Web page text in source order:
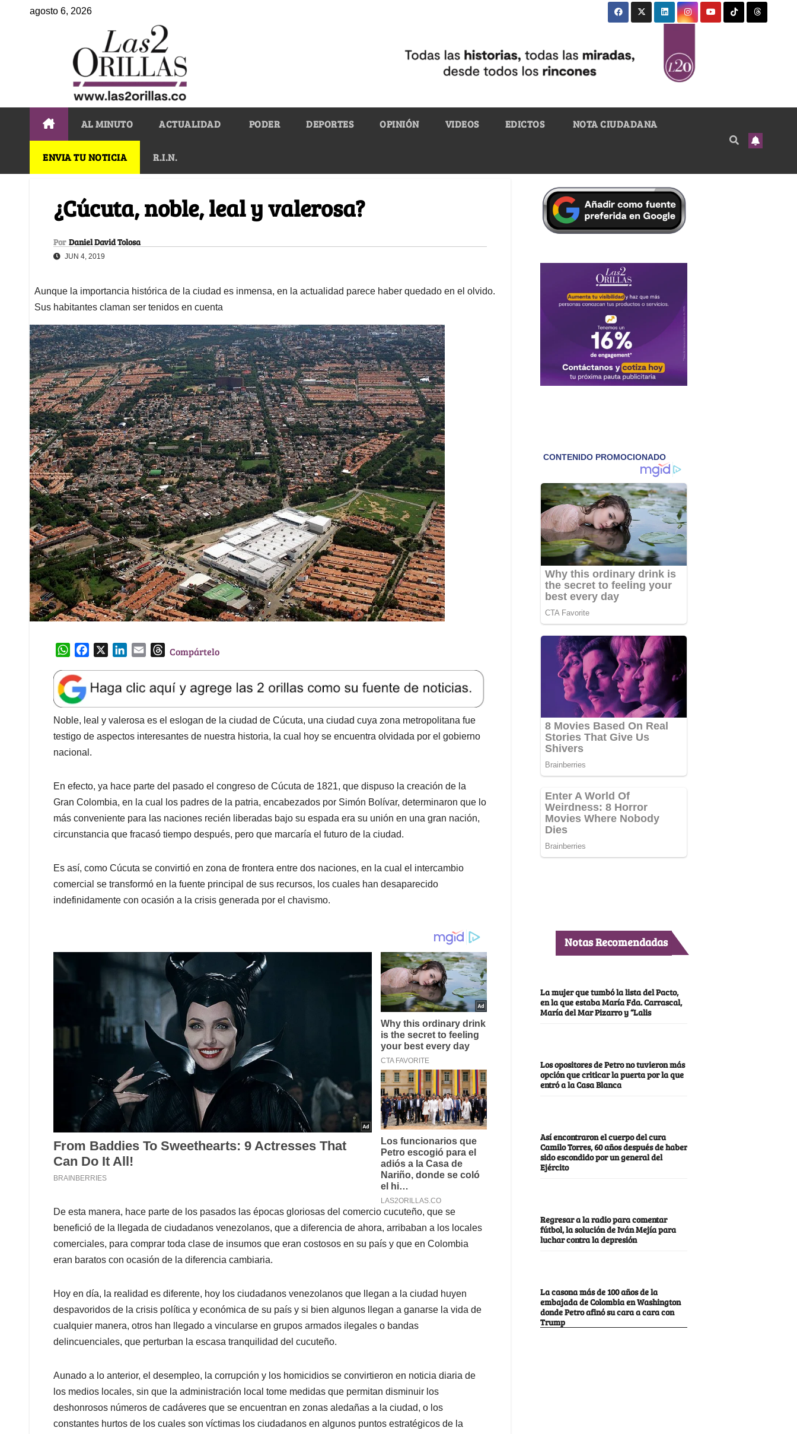
agosto 6, 2026
AL MINUTO ACTUALIDAD PODER DEPORTES OPINIÓN VIDEOS EDICTOS NOTA CIUDADANA
ENVIA TU NOTICIA R.I.N.
¿Cúcuta, noble, leal y valerosa?
Por Daniel David Tolosa
JUN 4, 2019
Aunque la importancia histórica de la ciudad es inmensa, en la actualidad parece haber quedado en el olvido.
Sus habitantes claman ser tenidos en cuenta
W
a
t
s
A
p
p
e
b
o
o
k
e
d
I
l
T
e
a
d
s
Compártelo
Noble, leal y valerosa es el eslogan de la ciudad de Cúcuta, una ciudad cuya zona metropolitana fue
testigo de aspectos interesantes de nuestra historia, la cual hoy se encuentra olvidada por el gobierno
nacional.
En efecto, ya hace parte del pasado el congreso de Cúcuta de 1821, que dispuso la creación de la
Gran Colombia, en la cual los padres de la patria, encabezados por Simón Bolívar, determinaron que lo
más conveniente para las naciones recién liberadas bajo su espada era su unión en una gran nación,
circunstancia que fracasó tiempo después, pero que marcaría el futuro de la ciudad.
Es así, como Cúcuta se convirtió en zona de frontera entre dos naciones, en la cual el intercambio
comercial se transformó en la fuente principal de sus recursos, los cuales han desaparecido
indefinidamente con ocasión a la crisis generada por el chavismo.
De esta manera, hace parte de los pasados las épocas gloriosas del comercio cucuteño, que se
benefició de la llegada de ciudadanos venezolanos, que a diferencia de ahora, arribaban a los locales
comerciales, para comprar toda clase de insumos que eran costosos en su país y que en Colombia
eran baratos con ocasión de la diferencia cambiaria.
Hoy en día, la realidad es diferente, hoy los ciudadanos venezolanos que llegan a la ciudad huyen
despavoridos de la crisis política y económica de su país y si bien algunos llegan a ganarse la vida de
cualquier manera, otros han llegado a vincularse en grupos armados ilegales o bandas
delincuenciales, que perturban la escasa tranquilidad del cucuteño.
Aunado a lo anterior, el desempleo, la corrupción y los homicidios se convirtieron en noticia diaria de
los medios locales, sin que la administración local tome medidas que permitan disminuir los
deshonrosos números de cadáveres que se encuentran en zonas aledañas a la ciudad, o los
constantes hurtos de los cuales son víctimas los ciudadanos en algunos puntos estratégicos de la
Notas Recomendadas
La mujer que tumbó la lista del Pacto,
en la que estaba María Fda. Carrascal,
María del Mar Pizarro y “Lalis
Los opositores de Petro no tuvieron más
opción que criticar la puerta por la que
entró a la Casa Blanca
Así encontraron el cuerpo del cura
Camilo Torres, 60 años después de haber
sido escondido por un general del
Ejército
Regresar a la radio para comentar
fútbol, la solución de Iván Mejía para
luchar contra la depresión
La casona más de 100 años de la
embajada de Colombia en Washington
donde Petro afinó su cara a cara con
Trump